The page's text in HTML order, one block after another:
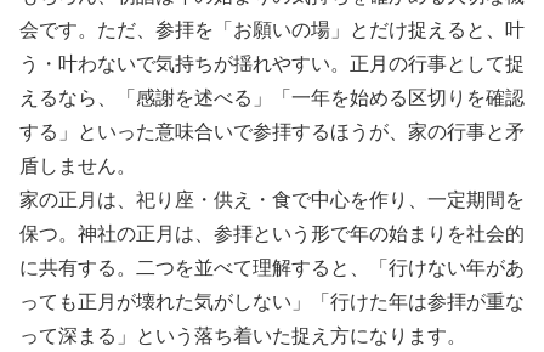
会です。ただ、参拝を「お願いの場」とだけ捉えると、叶
う・叶わないで気持ちが揺れやすい。正月の行事として捉
えるなら、「感謝を述べる」「一年を始める区切りを確認
する」といった意味合いで参拝するほうが、家の行事と矛
盾しません。
家の正月は、祀り座・供え・食で中心を作り、一定期間を
保つ。神社の正月は、参拝という形で年の始まりを社会的
に共有する。二つを並べて理解すると、「行けない年があ
っても正月が壊れた気がしない」「行けた年は参拝が重な
って深まる」という落ち着いた捉え方になります。